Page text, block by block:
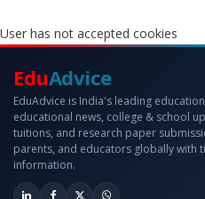
User has not accepted cookies
EduAdvice
EduAdvice is India's leading
educational news, college & school
tuitions, and research paper
parents, and educators globally with
information.